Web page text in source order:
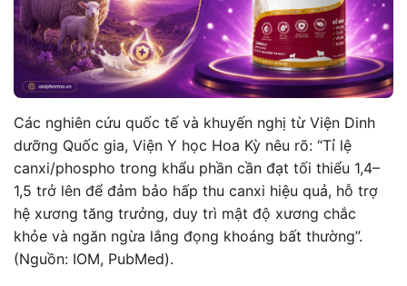
Các nghiên cứu quốc tế và khuyến nghị từ Viện Dinh
dưỡng Quốc gia, Viện Y học Hoa Kỳ nêu rõ: “Tỉ lệ
canxi/phospho trong khẩu phần cần đạt tối thiểu 1,4–
1,5 trở lên để đảm bảo hấp thu canxi hiệu quả, hỗ trợ
hệ xương tăng trưởng, duy trì mật độ xương chắc
khỏe và ngăn ngừa lắng đọng khoáng bất thường”.
(Nguồn: IOM, PubMed).